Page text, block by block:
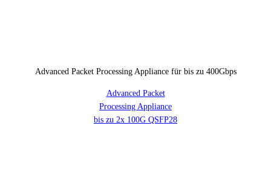
Advanced Packet Processing Appliance für bis zu 400Gbps
Advanced Packet
Processing Appliance
bis zu 2x 100G QSFP28